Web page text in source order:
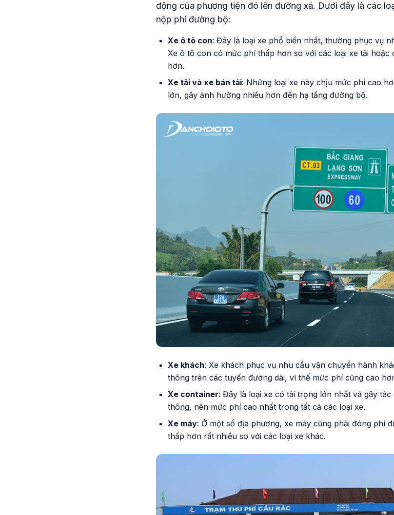
động của phương tiện đó lên đường xá. Dưới đây là các
nộp phí đường bộ:
Xe ô tô con: Đây là loại xe phổ biến nhất, thường phục vụ
Xe ô tô con có mức phí thấp hơn so với các loại xe tải hoặc
hơn.
Xe tải và xe bán tải: Những loại xe này chịu mức phí cao
lớn, gây ảnh hưởng nhiều hơn đến hạ tầng đường bộ.
Xe khách: Xe khách phục vụ nhu cầu vận chuyển hành
thông trên các tuyến đường dài, vì thế mức phí cũng cao
Xe container: Đây là loại xe có tải trọng lớn nhất và gây
thông, nên mức phí cao nhất trong tất cả các loại xe.
Xe máy: Ở một số địa phương, xe máy cũng phải đóng phí
thấp hơn rất nhiều so với các loại xe khác.